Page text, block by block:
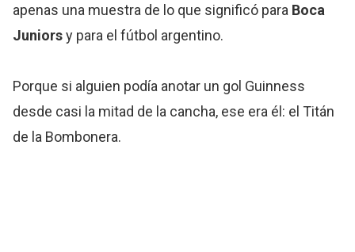
apenas una muestra de lo que significó para Boca
Juniorsy para el fútbol argentino.
Porque si alguien podía anotar un gol Guinness
desde casi la mitad de la cancha, ese era él: el Titán
de la Bombonera.